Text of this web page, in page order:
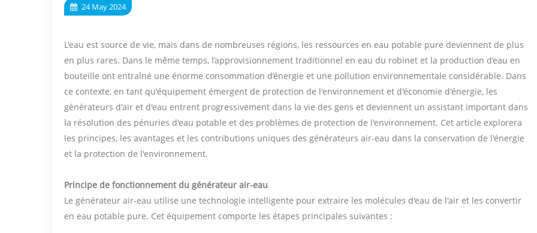
24 May 2024
L'eau est source de vie, mais dans de nombreuses régions, les ressources en eau potable pure deviennent de plus
en plus rares. Dans le même temps, l’approvisionnement traditionnel en eau du robinet et la production d’eau en
bouteille ont entraîné une énorme consommation d’énergie et une pollution environnementale considérable. Dans
ce contexte, en tant qu'équipement émergent de protection de l'environnement et d'économie d'énergie, les
générateurs d'air et d'eau entrent progressivement dans la vie des gens et deviennent un assistant important dans
la résolution des pénuries d'eau potable et des problèmes de protection de l'environnement. Cet article explorera
les principes, les avantages et les contributions uniques des générateurs air-eau dans la conservation de l'énergie
et la protection de l'environnement.
Principe de fonctionnement du générateur air-eau
Le générateur air-eau utilise une technologie intelligente pour extraire les molécules d'eau de l'air et les convertir
en eau potable pure. Cet équipement comporte les étapes principales suivantes :